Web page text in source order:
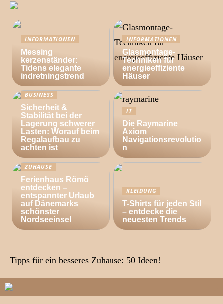
INFORMATIONEN
Messing
kerzenständer:
Tidens elegante
indretningstrend
INFORMATIONEN
Glasmontage-
Techniken für
energieeffiziente
Häuser
BUSINESS
Sicherheit &
Stabilität bei der
Lagerung schwerer
Lasten: Worauf beim
Regalaufbau zu
achten ist
IT
Die Raymarine
Axiom
Navigationsrevolutio
n
ZUHAUSE
Ferienhaus Römö
entdecken –
entspannter Urlaub
auf Dänemarks
schönster
Nordseeinsel
KLEIDUNG
T-Shirts für jeden Stil
– entdecke die
neuesten Trends
Tipps für ein besseres Zuhause: 50 Ideen!